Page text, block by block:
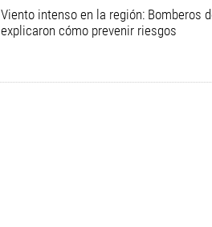
Viento intenso en la región: Bomberos
explicaron cómo prevenir riesgos